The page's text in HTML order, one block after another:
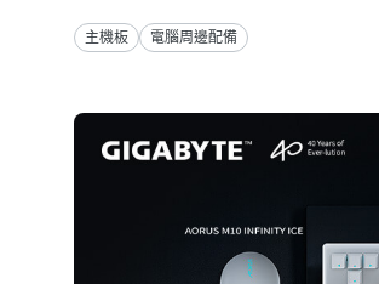
主機板 電腦周邊配備